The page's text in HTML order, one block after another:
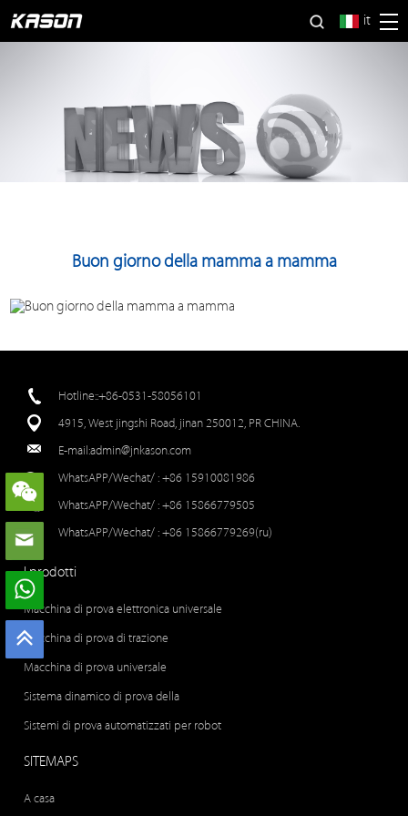
it
Buon giorno della mamma a mamma
Hotline::+86-0531-58056101
4915, West jingshi Road, jinan 250012, PR CHINA.
E-mail:admin@jnkason.com
WhatsAPP/Wechat/ :+86 15910081986
WhatsAPP/Wechat/ :+86 15866779505
WhatsAPP/Wechat/ :+86 15866779269(ru)
I prodotti
Macchina di prova elettronica universale
Macchina di prova di trazione
Macchina di prova universale
Sistema dinamico di prova della
Sistemi di prova automatizzati per robot
SITEMAPS
A casa